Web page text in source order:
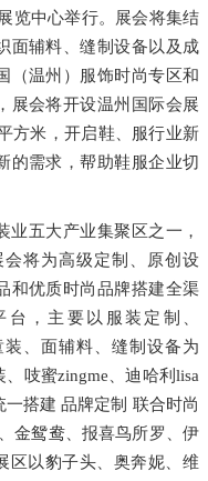
览中心举行。展会将集结
面辅料、缝制设备以及成
（温州）服饰时尚专区和
展会将开设温州国际会展
方米，开启鞋、服行业新
的需求，帮助鞋服企业切
业五大产业集聚区之一，
将为高级定制、原创设
和优质时尚品牌搭建全渠
，主要以服装定制、
、面辅料、缝制设备为
吱蜜zingme、迪哈利lisa
搭建 品牌定制 联合时尚
金鸳鸯、报喜鸟所罗、伊
区以豹子头、奥奔妮、维